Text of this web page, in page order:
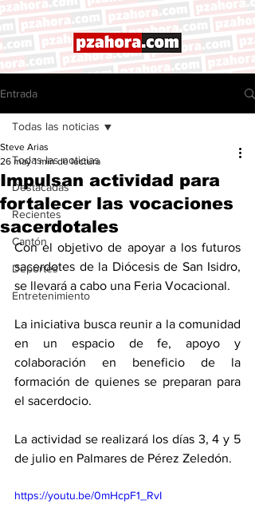
Entrada
Todas las noticias
Destacadas
Recientes
Cantón
Deportes
Entretenimiento
Todas las noticias
Impulsan actividad para
fortalecer las vocaciones
sacerdotales
Steve Arias
26 may 1 min de lectura
Con el objetivo de apoyar a los futuros
sacerdotes de la Diócesis de San Isidro,
se llevará a cabo una Feria Vocacional.
La iniciativa busca reunir a la comunidad
en un espacio de fe, apoyo y
colaboración en beneficio de la
formación de quienes se preparan para
el sacerdocio.
La actividad se realizará los días 3, 4 y 5
de julio en Palmares de Pérez Zeledón.
https://youtu.be/0mHcpF1_RvI